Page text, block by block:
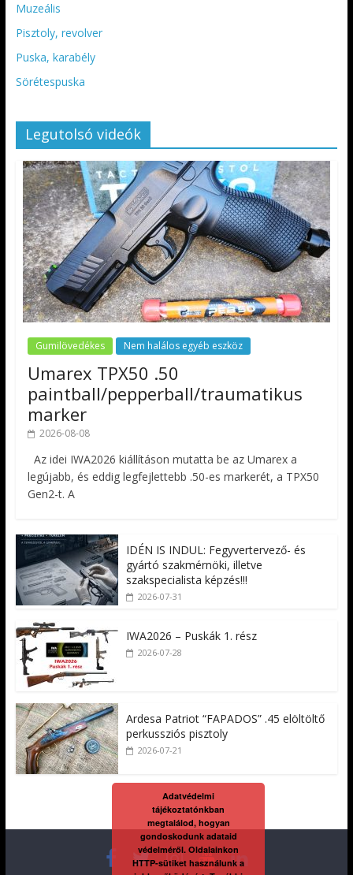
Muzeális
Pisztoly, revolver
Puska, karabély
Sörétespuska
Legutolsó videók
Gumilövedékes Nem halálos egyéb eszköz
Umarex TPX50 .50
paintball/pepperball/traumatikus
marker
2026-08-08
Az idei IWA2026 kiállításon mutatta be az Umarex a
legújabb, és eddig legfejlettebb .50-es markerét, a TPX50
Gen2-t. A
IDÉN IS INDUL: Fegyvertervező- és
gyártó szakmérnöki, illetve
szakspecialista képzés!!!
2026-07-31
IWA2026 – Puskák 1. rész
2026-07-28
Ardesa Patriot “FAPADOS” .45 elöltöltő
perkussziós pisztoly
2026-07-21
Adatvédelmi
tájékoztatónkban
megtalálod, hogyan
gondoskodunk adataid
védelméről. Oldalainkon
HTTP-sütiket használunk a